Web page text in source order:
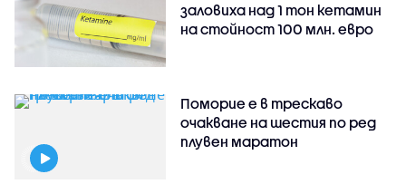
заловиха над 1 тон кетамин
на стойност 100 млн. евро
Поморие е в трескаво
очакване на шестия по ред
плувен маратон